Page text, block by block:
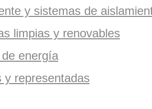
y sistemas de
limpias y renovables
energía
y representadas